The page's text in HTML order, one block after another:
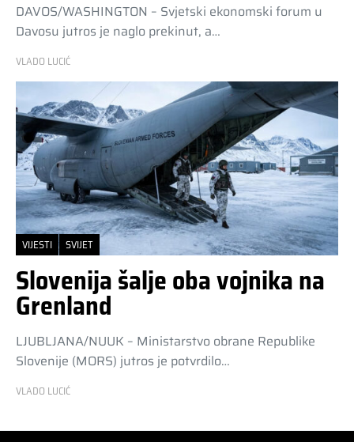
DAVOS/WASHINGTON – Svjetski ekonomski forum u
Davosu jutros je naglo prekinut, a…
VLADO LUCIĆ
VIJESTI SVIJET
Slovenija šalje oba vojnika na
Grenland
LJUBLJANA/NUUK – Ministarstvo obrane Republike
Slovenije (MORS) jutros je potvrdilo…
VLADO LUCIĆ